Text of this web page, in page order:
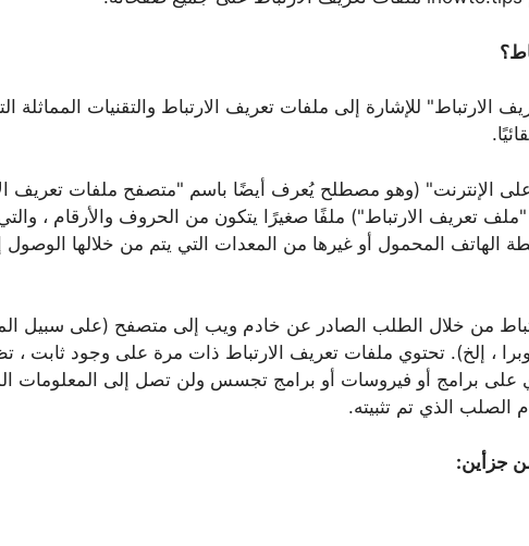
للإشارة إلى ملفات تعريف الارتباط والتقنيات المماثلة
الإنترنت" (وهو مصطلح يُعرف أيضًا باسم "متصفح ملفات تعريف
تعريف الارتباط") ملفًا صغيرًا يتكون من الحروف والأرقام ،
الهاتف المحمول أو غيرها من المعدات التي يتم من خلالها الوصول
من خلال الطلب الصادر عن خادم ويب إلى متصفح (على سبيل
، إلخ). تحتوي ملفات تعريف الارتباط ذات مرة على وجود ثابت ،
على برامج أو فيروسات أو برامج تجسس ولن تصل إلى المعلومات
الذي تم تثبيته.
جزأين: